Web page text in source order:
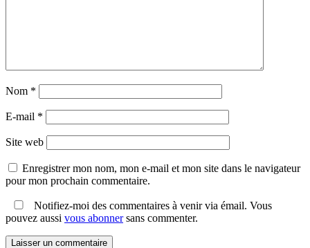
Nom *
E-mail *
Site web
Enregistrer mon nom, mon e-mail et mon site dans le navigateur
pour mon prochain commentaire.
Notifiez-moi des commentaires à venir via émail. Vous
pouvez aussi vous abonnersans commenter.